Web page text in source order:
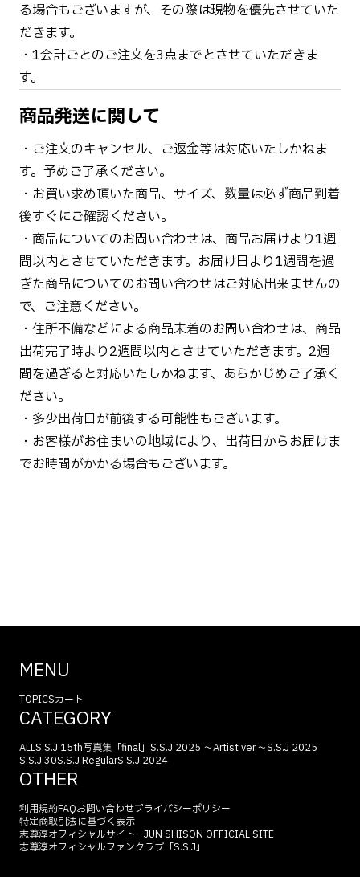
る場合もございますが、その際は現物を優先させていた
だきます。
・1会計ごとのご注文を3点までとさせていただきま
す。
商品発送に関して
・ご注文のキャンセル、ご返金等は対応いたしかねま
す。予めご了承ください。
・お買い求め頂いた商品、サイズ、数量は必ず商品到着
後すぐにご確認ください。
・商品についてのお問い合わせは、商品お届けより1週
間以内とさせていただきます。お届け日より1週間を過
ぎた商品についてのお問い合わせはご対応出来ませんの
で、ご注意ください。
・住所不備などによる商品未着のお問い合わせは、商品
出荷完了時より2週間以内とさせていただきます。2週
間を過ぎると対応いたしかねます、あらかじめご了承く
ださい。
・多少出荷日が前後する可能性もございます。
・お客様がお住まいの地域により、出荷日からお届けま
でお時間がかかる場合もございます。
MENU
TOPICSカート
CATEGORY
ALLS.S.J 15th写真集「final」 S.S.J 2025 〜Artist ver.〜S.S.J 2025
S.S.J 30S.S.J RegularS.S.J 2024
OTHER
利用規約FAQお問い合わせプライバシーポリシー
特定商取引法に基づく表示
志尊淳オフィシャルサイト - JUN SHISON OFFICIAL SITE
志尊淳オフィシャルファンクラブ「S.S.J」